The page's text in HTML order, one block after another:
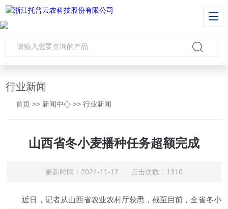
行业新闻
首页 >> 新闻中心 >>行业新闻
山西省冬小麦播种任务超额完成
更新时间：2024-11-12 点击次数：1310
近日，记者从山西省农业农村厅获悉，截至目前，全省冬小